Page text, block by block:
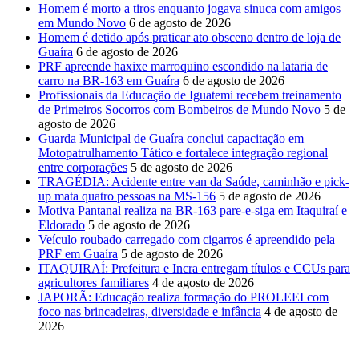
Homem é morto a tiros enquanto jogava sinuca com amigos
em Mundo Novo 6 de agosto de 2026
Homem é detido após praticar ato obsceno dentro de loja de
Guaíra 6 de agosto de 2026
PRF apreende haxixe marroquino escondido na lataria de
carro na BR-163 em Guaíra 6 de agosto de 2026
Profissionais da Educação de Iguatemi recebem treinamento
de Primeiros Socorros com Bombeiros de Mundo Novo 5 de
agosto de 2026
Guarda Municipal de Guaíra conclui capacitação em
Motopatrulhamento Tático e fortalece integração regional
entre corporações 5 de agosto de 2026
TRAGÉDIA: Acidente entre van da Saúde, caminhão e pick-
up mata quatro pessoas na MS-156 5 de agosto de 2026
Motiva Pantanal realiza na BR-163 pare-e-siga em Itaquiraí e
Eldorado 5 de agosto de 2026
Veículo roubado carregado com cigarros é apreendido pela
PRF em Guaíra 5 de agosto de 2026
ITAQUIRAÍ: Prefeitura e Incra entregam títulos e CCUs para
agricultores familiares 4 de agosto de 2026
JAPORÃ: Educação realiza formação do PROLEEI com
foco nas brincadeiras, diversidade e infância 4 de agosto de
2026